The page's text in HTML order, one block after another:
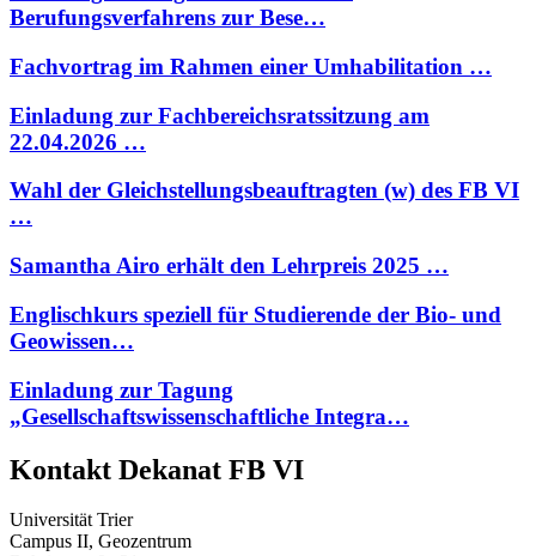
Berufungsverfahrens zur Bese…
Fachvortrag im Rahmen einer Umhabilitation …
Einladung zur Fachbereichsratssitzung am
22.04.2026 …
Wahl der Gleichstellungsbeauftragten (w) des FB VI
…
Samantha Airo erhält den Lehrpreis 2025 …
Englischkurs speziell für Studierende der Bio- und
Geowissen…
Einladung zur Tagung
„Gesellschaftswissenschaftliche Integra…
Kontakt Dekanat FB VI
Universität Trier
Campus II, Geozentrum